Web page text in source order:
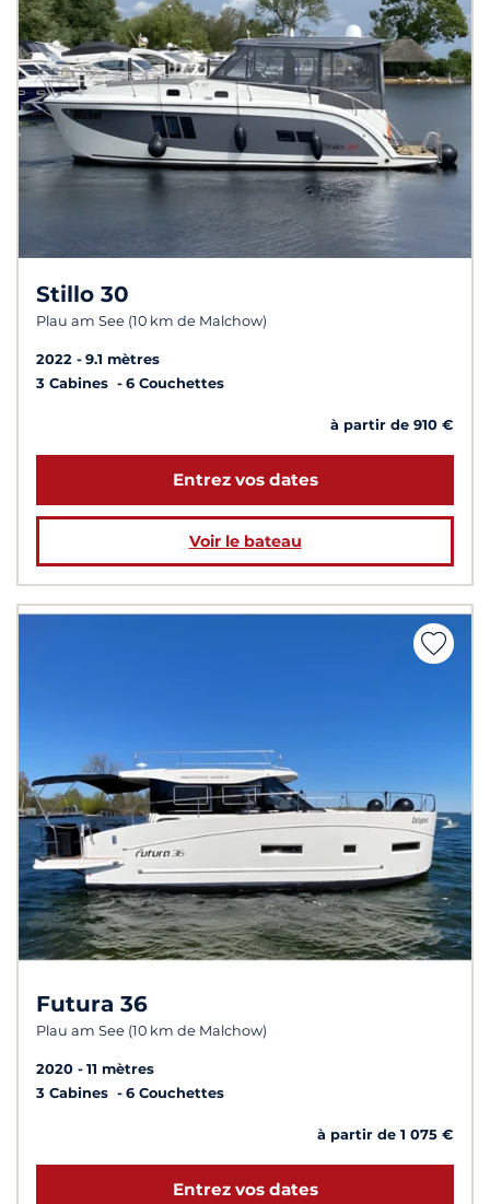
Stillo 30
Plau am See (10 km de Malchow)
2022
9.1 mètres
3 Cabines
6 Couchettes
à partir de 910 €
Entrez vos dates
Voir le bateau
Futura 36
Plau am See (10 km de Malchow)
2020
11 mètres
3 Cabines
6 Couchettes
à partir de 1 075 €
Entrez vos dates